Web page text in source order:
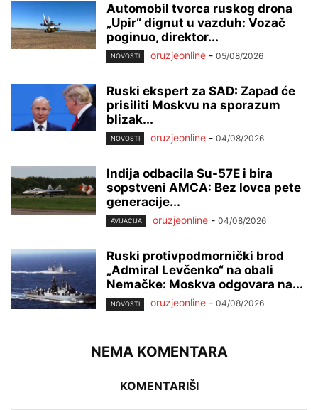
Automobil tvorca ruskog drona
„Upir“ dignut u vazduh: Vozač
poginuo, direktor...
NOVOSTI oruzjeonline - 05/08/2026
Ruski ekspert za SAD: Zapad će
prisiliti Moskvu na sporazum
blizak...
NOVOSTI oruzjeonline - 04/08/2026
Indija odbacila Su-57E i bira
sopstveni AMCA: Bez lovca pete
generacije...
AVIJACIJA oruzjeonline - 04/08/2026
Ruski protivpodmornički brod
„Admiral Levčenko“ na obali
Nemačke: Moskva odgovara na...
NOVOSTI oruzjeonline - 04/08/2026
NEMA KOMENTARA
KOMENTARIŠI